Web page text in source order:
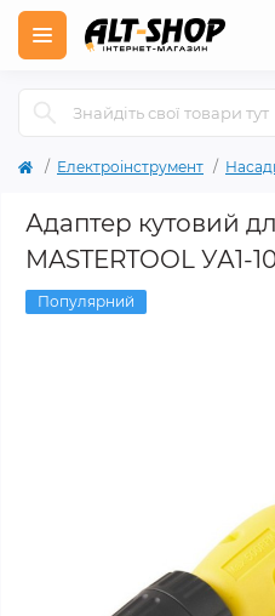
Електроінструмент
Адаптер кутовий
MASTERTOOL УА1-
Популярний